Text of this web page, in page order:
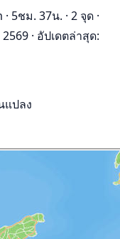
· 5ชม. 37น. · 2 จุด ·
· อัปเดตล่าสุด:
แปลง